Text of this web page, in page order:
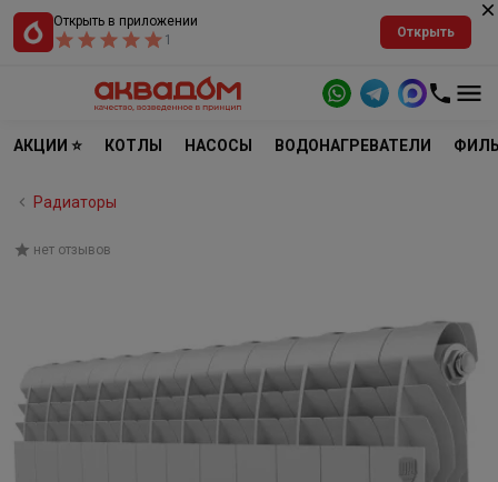
Открыть в приложении
1
Открыть
АКЦИИ ⭐ КОТЛЫ НАСОСЫ ВОДОНАГРЕВАТЕЛИ
Радиаторы
нет отзывов